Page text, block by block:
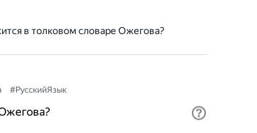
в толковом словаре Ожегова?
#РусскийЯзык